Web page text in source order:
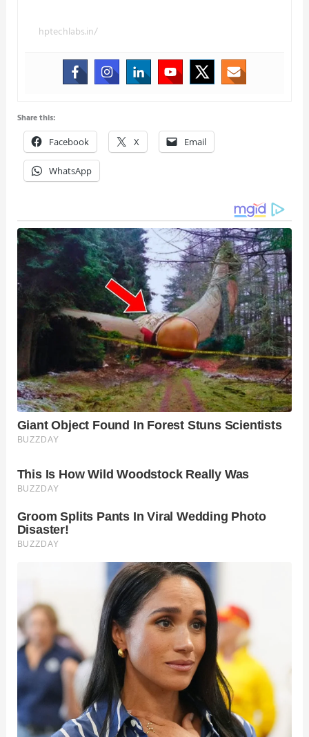
hptechlabs.in/
Share this:
Facebook X Email
WhatsApp